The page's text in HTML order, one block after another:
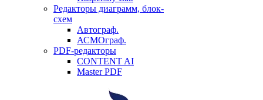
Редакторы диаграмм, блок-
схем
Автограф.
АСМОграф.
PDF-редакторы
CONTENT AI
Master PDF